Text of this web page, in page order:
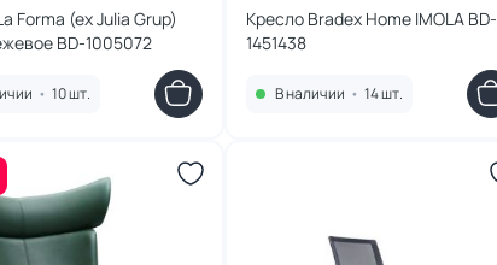
Forma (ex Julia Grup)
BD-1005072
• 10 шт.
Кресло Bradex Home IMOLA BD-
1451438
В наличии • 14 шт.